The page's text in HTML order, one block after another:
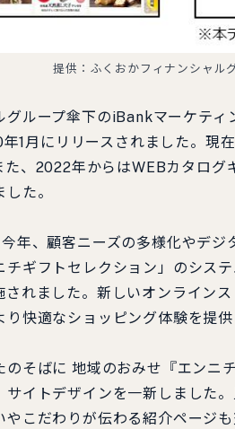
提供：ふくおかフィナンシャル
ループ傘下のiBankマーケテ
1月にリリースされました。現
た、2022年からはWEBカタロ
た。
年、顧客ニーズの多様化やデ
チギフトセレクション」のシス
れました。新しいオンライン
快適なショッピング体験を提供
そばに 地域のおみせ『エンニ
イトデザインを一新しました
こだわりが伝わる紹介ページも